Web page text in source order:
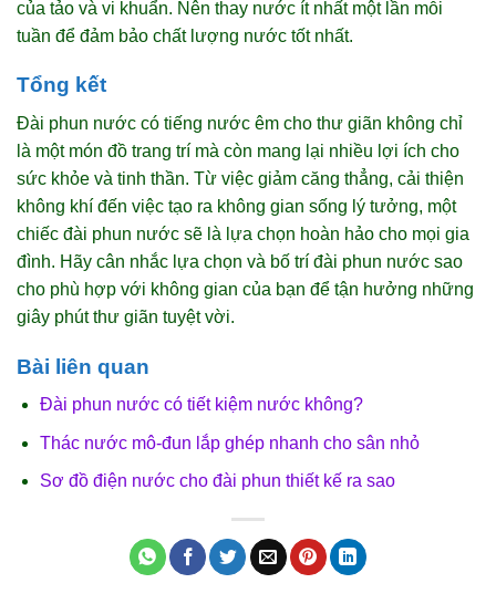
của tảo và vi khuẩn. Nên thay nước ít nhất một lần mỗi
tuần để đảm bảo chất lượng nước tốt nhất.
Tổng kết
Đài phun nước có tiếng nước êm cho thư giãn không chỉ
là một món đồ trang trí mà còn mang lại nhiều lợi ích cho
sức khỏe và tinh thần. Từ việc giảm căng thẳng, cải thiện
không khí đến việc tạo ra không gian sống lý tưởng, một
chiếc đài phun nước sẽ là lựa chọn hoàn hảo cho mọi gia
đình. Hãy cân nhắc lựa chọn và bố trí đài phun nước sao
cho phù hợp với không gian của bạn để tận hưởng những
giây phút thư giãn tuyệt vời.
Bài liên quan
Đài phun nước có tiết kiệm nước không?
Thác nước mô-đun lắp ghép nhanh cho sân nhỏ
Sơ đồ điện nước cho đài phun thiết kế ra sao